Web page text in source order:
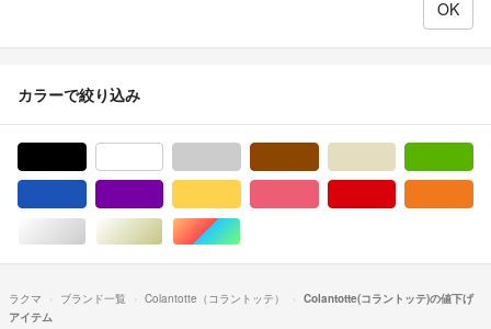
カラーで絞り込み
シルバー/銀色系ゴールド/金色系マルチカラー
ラクマ ブランド一覧 Colantotte（コラントッテ）
Colantotte(コラントッテ)の値下げ
アイテム